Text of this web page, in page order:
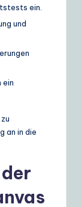
ein.
und
ein
an in die